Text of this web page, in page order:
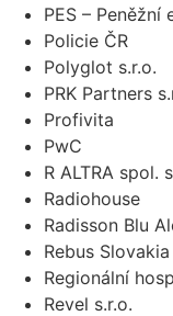
PES – Peněžní
Policie ČR
Polyglot s.r.o.
PRK Partners
Profivita
PwC
R ALTRA spol.
Radiohouse
Radisson Blu
Rebus Slovakia
Regionální
Revel s.r.o.